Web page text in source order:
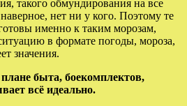
такого обмундирования на все
нет ни у кого. Поэтому те
именно к таким морозам,
в формате погоды, мороза,
значения.
быта, боекомплектов,
всё идеально.